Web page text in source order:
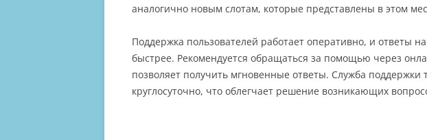
аналогично новым слотам, которые представлены в этом
Поддержка пользователей работает оперативно, и ответы
быстрее. Рекомендуется обращаться за помощью через
позволяет получить мгновенные ответы. Служба поддержки
круглосуточно, что облегчает решение возникающих